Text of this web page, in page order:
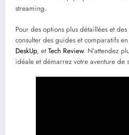
streaming.
Pour des options plus détaillées et
consulter des guides et comparatifs
DeskUp, etTech Review. N’attendez
idéale et démarrez votre aventure de